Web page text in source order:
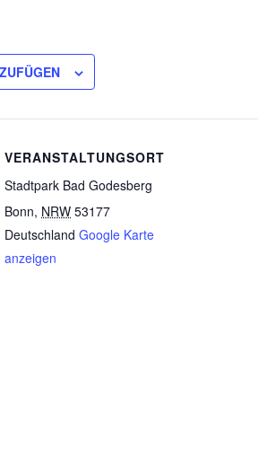
VERANSTALTUNGSORT
Stadtpark Bad Godesberg
Bonn, NRW 53177
Deutschland Google Karte
anzeigen